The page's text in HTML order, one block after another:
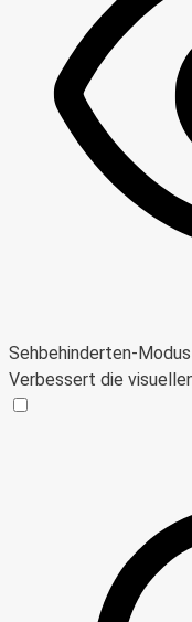
Sehbehinderten-Modus
Verbessert die